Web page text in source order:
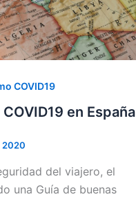
COVID19
en España
2020
del viajero, el
una Guía de buenas